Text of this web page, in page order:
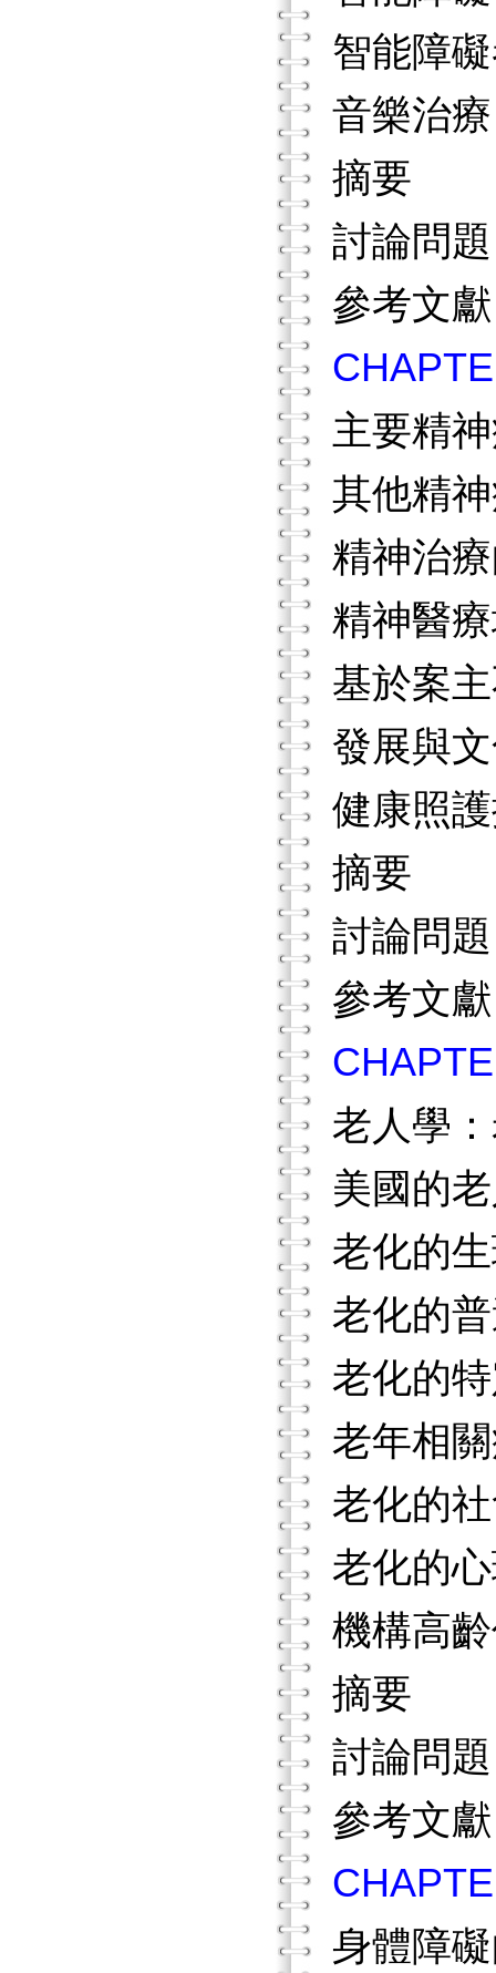
智能障
音樂治
摘要
討論問題
參考文獻
主要精
其他精
精神治
精神醫
基於案
發展與
健康照
摘要
討論問題
參考文獻
老人學
美國的
老化的
老化的
老化的
老年相
老化的
老化的
機構高
摘要
討論問
參考文獻
身體障